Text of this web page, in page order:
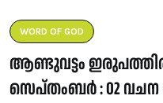
WORD OF GOD
ആണ്ടുവട്ടം
സെപ്തംബർ : 02